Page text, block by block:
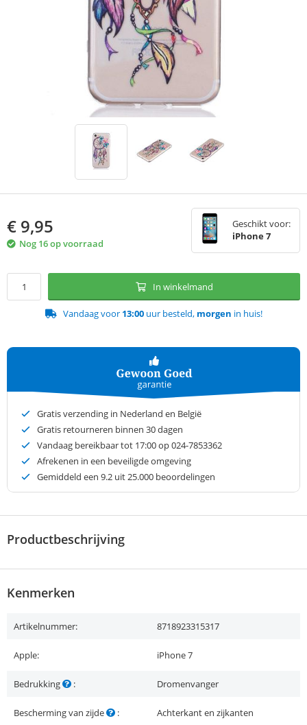
€ 9,95
Nog 16 op voorraad
Geschikt voor:
iPhone 7
In winkelmand
Vandaag voor 13:00uur besteld, morgen in huis!
Gratis verzending in Nederland en België
Gratis retourneren binnen 30 dagen
Vandaag bereikbaar tot 17:00 op 024-7853362
Afrekenen in een beveiligde omgeving
Gemiddeld een 9.2 uit 25.000 beoordelingen
Productbeschrijving
Kenmerken
Artikelnummer: 8718923315317
Apple: iPhone 7
Bedrukking : Dromenvanger
Bescherming van zijde : Achterkant en zijkanten